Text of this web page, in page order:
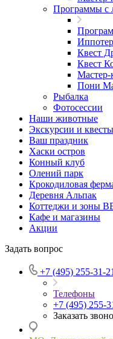
Программы с
Квест
Квест
Мастер-
Пони
Рыбалка
Фотосессии
Наши животные
Экскурсии и квесты
Ваш праздник
Хаски остров
Конный клуб
Олений парк
Крокодиловая
Деревня Альпак
Коттеджи и зоны
Кафе и магазины
Акции
Задать вопрос
+7 (495) 255-31-21
Телефоны
+7 (495) 255-
Заказать